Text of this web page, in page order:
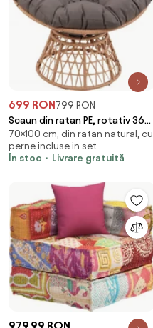
699 RON799 RON
Scaun din ratan PE, rotativ 360
grade, perna Gri– Relaxare
premium pentru grădina ta
70×100 cm, din ratan natural, cu
perne incluse in set
În stoc
Livrare gratuită
979,99 RON